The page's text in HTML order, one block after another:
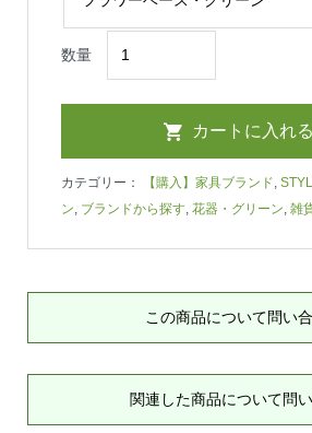
数量
カテゴリー： 【購入】家具ブランド
ン ブランドから探す, 花器・グリーン 雑
この商品について問い
関連した商品について問